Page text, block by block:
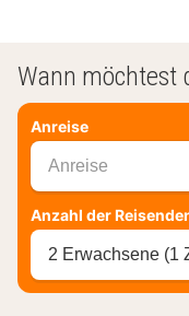
Wann möchtest
Anreise
Anreise
Anzahl der
2 Erwachsene (1